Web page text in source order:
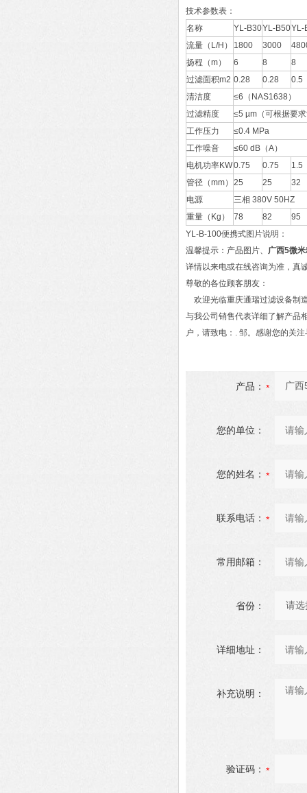
技术参数表：
名称
YL-B30YL-B50YL-
流量（L/H）
1800 3000
扬程（m）
6 8
8
过滤面积m2 0.28 0.28
0.5
清洁度
≤6（NAS1638）
过滤精度
≤5 µm（可根据要
工作压力
≤0.4 MPa
工作噪音
≤60 dB（A）
电机功率KW0.75 0.75
1.5
管径（mm） 25 25
32
电源
三相 380V 50HZ
重量（Kg）
78 82
95
YL-B-100便携式图片说明：
温馨提示：产品图片、 广西5微
详情以来电或在线咨询为准，真
尊敬的各位顾客朋友：
欢迎光临重庆通瑞过滤设备制
与我公司销售代表详细了解产品
户，请致电：. 邹。感谢您的关
产品：
您的单位：
您的姓名：
联系电话：
常用邮箱：
省份：
详细地址：
补充说明：
验证码：